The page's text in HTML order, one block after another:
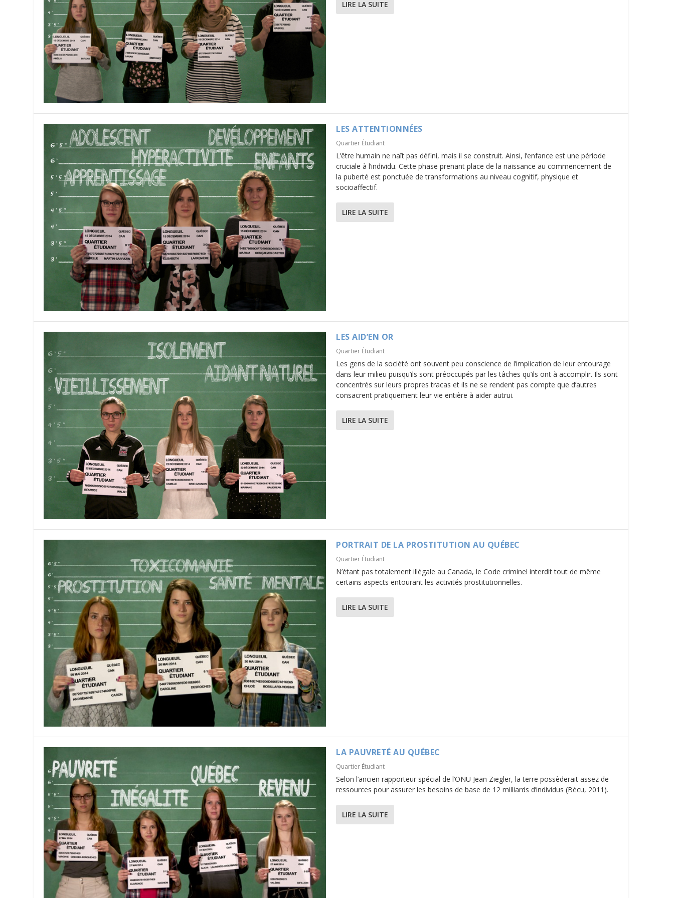
INTÉGRATION SOCIALE ET AUTISME
LIRE LA SUITE
LES ATTENTIONNÉES
Quartier Étudiant
L’être humain ne naît pas défini, mais il se construit. Ainsi, l’enfance est une période
cruciale à l’individu. Cette phase prenant place de la naissance au commencement de
la puberté est ponctuée de transformations au niveau cognitif, physique et
socioaffectif.
LIRE LA SUITE
LES AID’EN OR
Quartier Étudiant
Les gens de la société ont souvent peu conscience de l’implication de leur entourage
dans leur milieu puisqu’ils sont préoccupés par les tâches qu’ils ont à accomplir. Ils sont
concentrés sur leurs propres tracas et ils ne se rendent pas compte que d’autres
consacrent pratiquement leur vie entière à aider autrui.
LIRE LA SUITE
PORTRAIT DE LA PROSTITUTION AU QUÉBEC
Quartier Étudiant
N’étant pas totalement illégale au Canada, le Code criminel interdit tout de même
certains aspects entourant les activités prostitutionnelles.
LIRE LA SUITE
LA PAUVRETÉ AU QUÉBEC
Quartier Étudiant
Selon l’ancien rapporteur spécial de l’ONU Jean Ziegler, la terre possèderait assez de
ressources pour assurer les besoins de base de 12 milliards d’individus (Bécu, 2011).
LIRE LA SUITE